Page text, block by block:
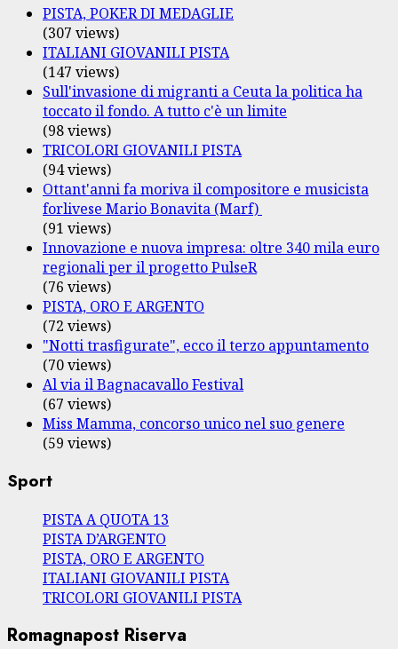
PISTA, POKER DI MEDAGLIE
(307 views)
ITALIANI GIOVANILI PISTA
(147 views)
Sull'invasione di migranti a Ceuta la politica ha
toccato il fondo. A tutto c'è un limite
(98 views)
TRICOLORI GIOVANILI PISTA
(94 views)
Ottant'anni fa moriva il compositore e musicista
forlivese Mario Bonavita (Marf)
(91 views)
Innovazione e nuova impresa: oltre 340 mila euro
regionali per il progetto PulseR
(76 views)
PISTA, ORO E ARGENTO
(72 views)
"Notti trasfigurate", ecco il terzo appuntamento
(70 views)
Al via il Bagnacavallo Festival
(67 views)
Miss Mamma, concorso unico nel suo genere
(59 views)
Sport
PISTA A QUOTA 13
PISTA D’ARGENTO
PISTA, ORO E ARGENTO
ITALIANI GIOVANILI PISTA
TRICOLORI GIOVANILI PISTA
Romagnapost Riserva